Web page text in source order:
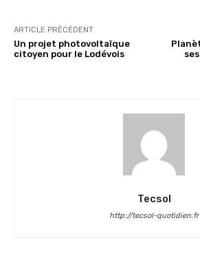
ARTICLE PRÉCÉDENT
Un projet photovoltaïque
citoyen pour le Lodévois
Tecsol
http://tecsol-quotidien.fr